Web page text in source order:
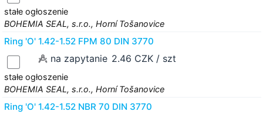
stałe ogłoszenie
BOHEMIA SEAL, s.r.o., Horní Tošanovice
Ring 'O' 1.42-1.52 FPM 80 DIN 3770
na zapytanie 2.46 CZK / szt
stałe ogłoszenie
BOHEMIA SEAL, s.r.o., Horní Tošanovice
Ring 'O' 1.42-1.52 NBR 70 DIN 3770